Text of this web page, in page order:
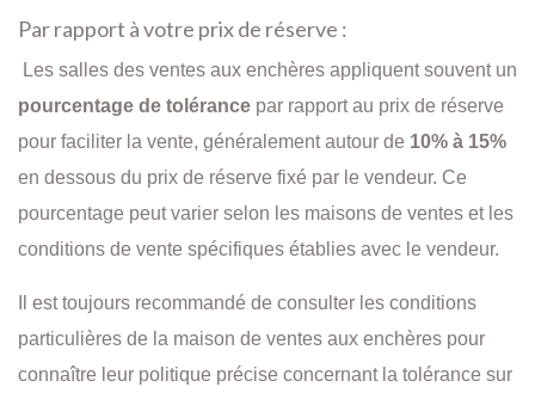
Par rapport à votre prix de réserve :
Les salles des ventes aux enchères appliquent souvent un
pourcentage de tolérance par rapport au prix de réserve
pour faciliter la vente, généralement autour de 10% à 15%
en dessous du prix de réserve fixé par le vendeur. Ce
pourcentage peut varier selon les maisons de ventes et les
conditions de vente spécifiques établies avec le vendeur.
Il est toujours recommandé de consulter les conditions
particulières de la maison de ventes aux enchères pour
connaître leur politique précise concernant la tolérance sur